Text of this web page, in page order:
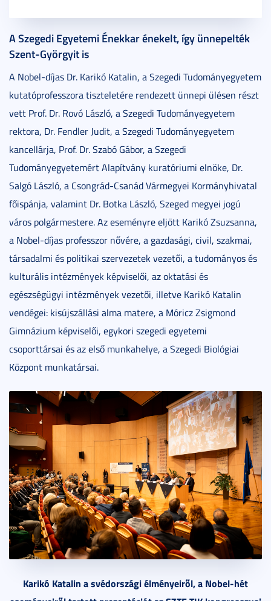
A Szegedi Egyetemi Énekkar énekelt, így ünnepelték
Szent-Györgyit is
A Nobel-díjas Dr. Karikó Katalin, a Szegedi Tudományegyetem
kutatóprofesszora tiszteletére rendezett ünnepi ülésen részt
vett Prof. Dr. Rovó László, a Szegedi Tudományegyetem
rektora, Dr. Fendler Judit, a Szegedi Tudományegyetem
kancellárja, Prof. Dr. Szabó Gábor, a Szegedi
Tudományegyetemért Alapítvány kuratóriumi elnöke, Dr.
Salgó László, a Csongrád-Csanád Vármegyei Kormányhivatal
főispánja, valamint Dr. Botka László, Szeged megyei jogú
város polgármestere. Az eseményre eljött Karikó Zsuzsanna,
a Nobel-díjas professzor nővére, a gazdasági, civil, szakmai,
társadalmi és politikai szervezetek vezetői, a tudományos és
kulturális intézmények képviselői, az oktatási és
egészségügyi intézmények vezetői, illetve Karikó Katalin
vendégei: kisújszállási alma matere, a Móricz Zsigmond
Gimnázium képviselői, egykori szegedi egyetemi
csoporttársai és az első munkahelye, a Szegedi Biológiai
Központ munkatársai.
Karikó Katalin a svédországi élményeiről, a Nobel-hét